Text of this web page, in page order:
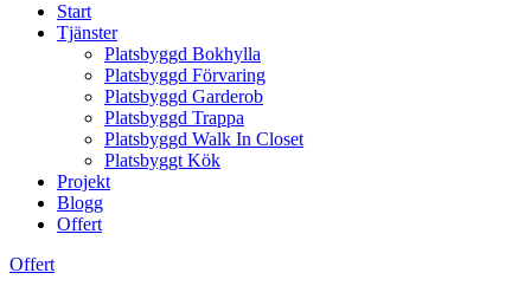
Start
Tjänster
Platsbyggd Bokhylla
Platsbyggd Förvaring
Platsbyggd Garderob
Platsbyggd Trappa
Platsbyggd Walk In Closet
Platsbyggt Kök
Projekt
Blogg
Offert
Offert